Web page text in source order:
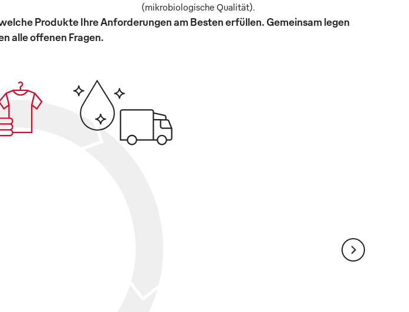
(mikrobiologische Qualität).
Produkte Ihre Anforderungen am Besten erfüllen. Gemeinsam legen
alle offenen Fragen.